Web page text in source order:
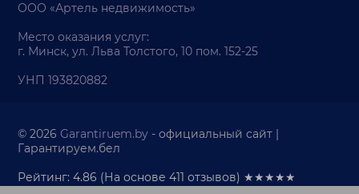
ООО «Артель недвижимость»
Место оказания услуг:
г. Минск, ул. Льва Толстого, 10 пом. 152-25
УНП 193820882
© 2026Garantiruem.by - официальный сайт |
Гарантируем.бел
Рейтинг: 4.86 (На основе411 отзывов) ★★★★★